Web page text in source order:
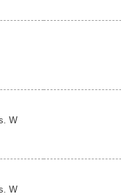
W
W